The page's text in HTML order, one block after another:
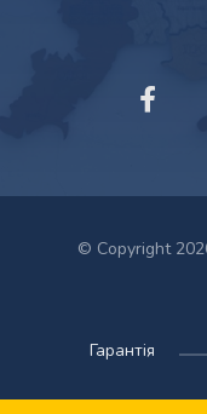
© Copyright
Гарантія